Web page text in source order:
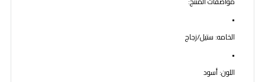
•
الخامه: ستيل/زجاج
•
اللون: أسود